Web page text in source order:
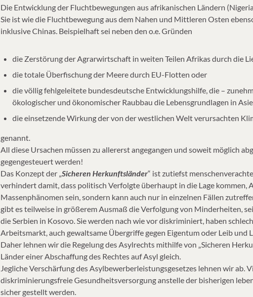
Die Entwicklung der Fluchtbewegungen aus afrikanischen Ländern
Sie ist wie die Fluchtbewegung aus dem Nahen und Mittleren Osten
inklusive Chinas. Beispielhaft sei neben den o.e. Gründen
die Zerstörung der Agrarwirtschaft in weiten Teilen Afrikas durch die
die totale Überfischung der Meere durch EU-Flotten oder
die völlig fehlgeleitete bundesdeutsche Entwicklungshilfe, die –
ökologischer und ökonomischer Raubbau die Lebensgrundlagen in
die einsetzende Wirkung der von der westlichen Welt verursachten
genannt.
All diese Ursachen müssen zu allererst angegangen und soweit möglich
gegengesteuert werden!
Das Konzept der „ Sicheren Herkunftsländer“ ist zutiefst
verhindert damit, dass politisch Verfolgte überhaupt in die Lage kommen,
Massenphänomen sein, sondern kann auch nur in einzelnen Fällen
gibt es teilweise in größerem Ausmaß die Verfolgung von Minderheiten,
die Serbien in Kosovo. Sie werden nach wie vor diskriminiert, haben
Arbeitsmarkt, auch gewaltsame Übergriffe gegen Eigentum oder Leib und
Daher lehnen wir die Regelung des Asylrechts mithilfe von „Sicheren
Länder einer Abschaffung des Rechtes auf Asyl gleich.
Jegliche Verschärfung des Asylbewerberleistungsgesetzes lehnen wir ab.
diskriminierungsfreie Gesundheitsversorgung anstelle der bisherigen
sicher gestellt werden.